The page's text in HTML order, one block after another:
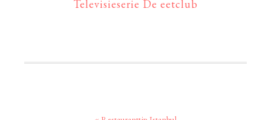
Televisieserie De eetclub